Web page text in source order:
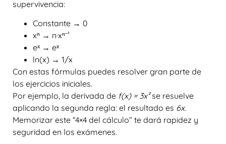
supervivencia:
Constante → 0
xⁿ → n·xⁿ⁻¹
eˣ → eˣ
ln(x) → 1/x
Con estas fórmulas puedes resolver gran parte de
los ejercicios iniciales.
Por ejemplo, la derivada de f(x) = 3x²se resuelve
aplicando la segunda regla: el resultado es 6x.
Memorizar este “4×4 del cálculo” te dará rapidez y
seguridad en los exámenes.